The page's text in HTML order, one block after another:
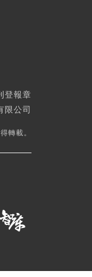
登報章
公司
轉載。